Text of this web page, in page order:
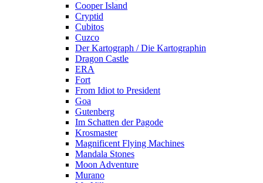
Cooper Island
Cryptid
Cubitos
Cuzco
Der Kartograph / Die Kartographin
Dragon Castle
ERA
Fort
From Idiot to President
Goa
Gutenberg
Im Schatten der Pagode
Krosmaster
Magnificent Flying Machines
Mandala Stones
Moon Adventure
Murano